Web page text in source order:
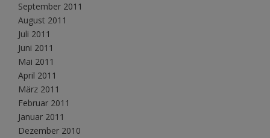
September 2011
August 2011
Juli 2011
Juni 2011
Mai 2011
April 2011
März 2011
Februar 2011
Januar 2011
Dezember 2010